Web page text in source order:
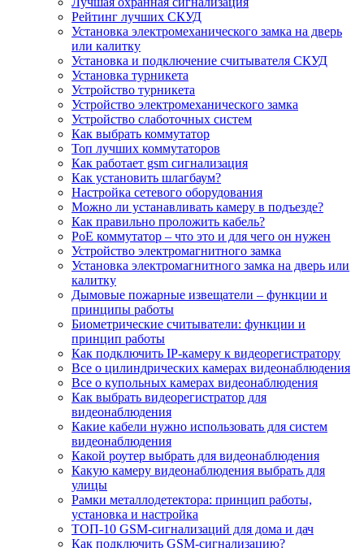
Рейтинг лучших СКУД
Установка электромеханического замка на дверь
или калитку
Установка и подключение считывателя СКУД
Установка турникета
Устройство турникета
Устройство электромеханического замка
Устройство слаботочных систем
Как выбрать коммутатор
Топ лучших коммутаторов
Как работает gsm сигнализация
Как установить шлагбаум?
Настройка сетевого оборудования
Можно ли устанавливать камеру в подъезде?
Как правильно проложить кабель?
PoE коммутатор – что это и для чего он нужен
Устройство электромагнитного замка
Установка электромагнитного замка на дверь или
калитку
Дымовые пожарные извещатели – функции и
принципы работы
Биометрические считыватели: функции и
принцип работы
Как подключить IP-камеру к видеорегистратору
Все о цилиндрических камерах видеонаблюдения
Все о купольных камерах видеонаблюдения
Как выбрать видеорегистратор для
видеонаблюдения
Какие кабели нужно использовать для систем
видеонаблюдения
Какой роутер выбрать для видеонаблюдения
Какую камеру видеонаблюдения выбрать для
улицы
Рамки металлодетектора: принцип работы,
установка и настройка
ТОП-10 GSM-сигнализаций для дома и дач
Как подключить GSM-сигнализацию?